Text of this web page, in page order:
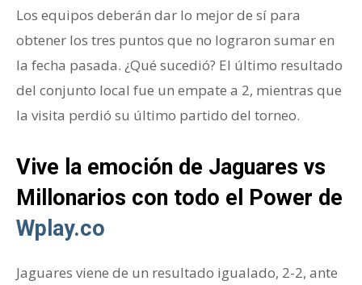
Los equipos deberán dar lo mejor de sí para
obtener los tres puntos que no lograron sumar en
la fecha pasada. ¿Qué sucedió? El último resultado
del conjunto local fue un empate a 2, mientras que
la visita perdió su último partido del torneo.
Vive la emoción de Jaguares vs
Millonarios con todo el Power de
Wplay.co
Jaguares viene de un resultado igualado, 2-2, ante